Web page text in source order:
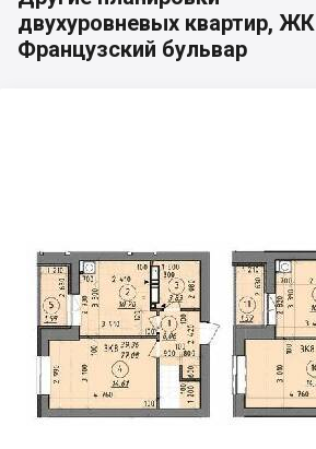
двухуровневых квартир, ЖК
Французский бульвар